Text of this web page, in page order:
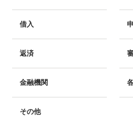
借入
返済
金融機関
その他